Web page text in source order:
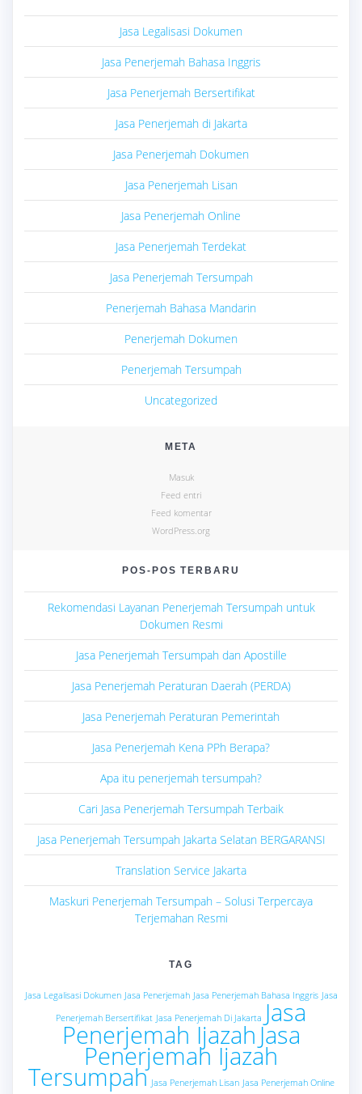
Jasa Legalisasi Dokumen
Jasa Penerjemah Bahasa Inggris
Jasa Penerjemah Bersertifikat
Jasa Penerjemah di Jakarta
Jasa Penerjemah Dokumen
Jasa Penerjemah Lisan
Jasa Penerjemah Online
Jasa Penerjemah Terdekat
Jasa Penerjemah Tersumpah
Penerjemah Bahasa Mandarin
Penerjemah Dokumen
Penerjemah Tersumpah
Uncategorized
META
Masuk
Feed entri
Feed komentar
WordPress.org
POS-POS TERBARU
Rekomendasi Layanan Penerjemah Tersumpah untuk
Dokumen Resmi
Jasa Penerjemah Tersumpah dan Apostille
Jasa Penerjemah Peraturan Daerah (PERDA)
Jasa Penerjemah Peraturan Pemerintah
Jasa Penerjemah Kena PPh Berapa?
Apa itu penerjemah tersumpah?
Cari Jasa Penerjemah Tersumpah Terbaik
Jasa Penerjemah Tersumpah Jakarta Selatan BERGARANSI
Translation Service Jakarta
Maskuri Penerjemah Tersumpah – Solusi Terpercaya
Terjemahan Resmi
TAG
Jasa Legalisasi Dokumen Jasa Penerjemah Jasa Penerjemah Bahasa Inggris Jasa
Penerjemah Bersertifikat Jasa Penerjemah Di Jakarta Jasa
Penerjemah Ijazah Jasa
Penerjemah Ijazah
Tersumpah Jasa Penerjemah Lisan Jasa Penerjemah Online